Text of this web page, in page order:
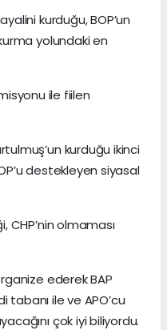
kurduğu, BOP’un
yolundaki en
ile fiilen
kurduğu ikinci
destekleyen siyasal
CHP’nin olmaması
ederek BAP
tabanı ile ve APO’cu
çok iyi biliyordu.